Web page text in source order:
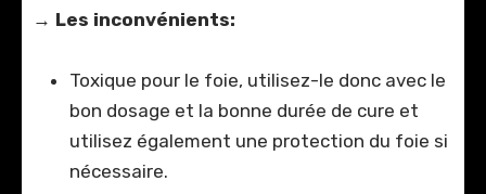
→ Les inconvénients:
Toxique pour le foie, utilisez-le donc avec le
bon dosage et la bonne durée de cure et
utilisez également une protection du foie si
nécessaire.